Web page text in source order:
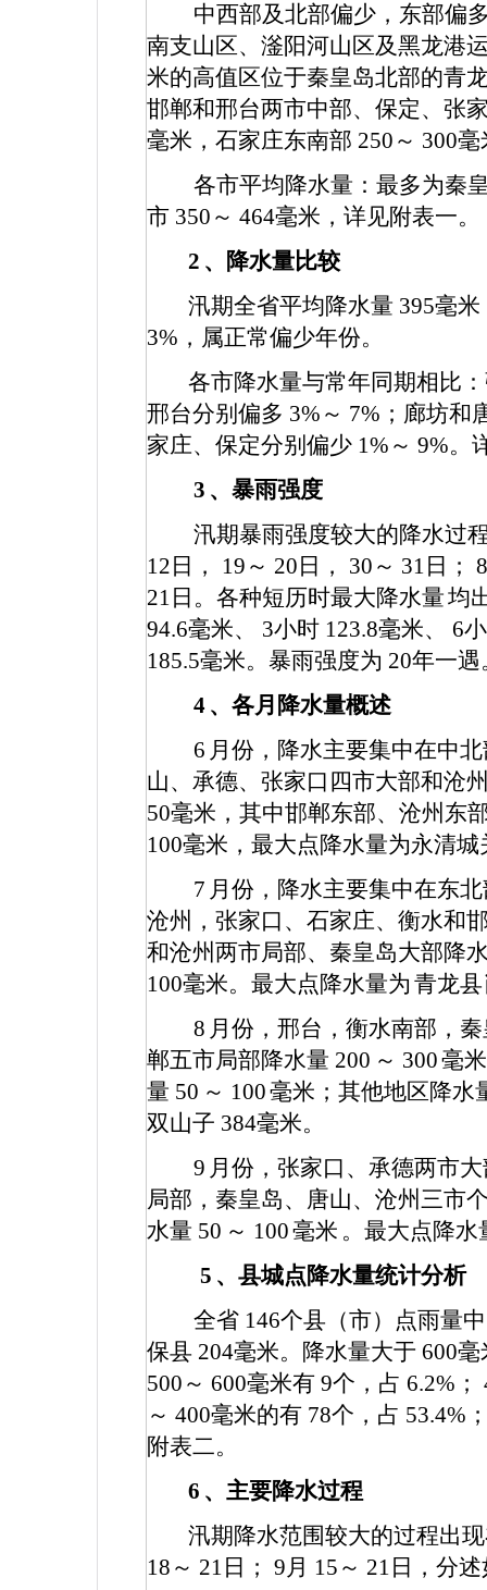
中西部及北部偏少，东部偏
南支山区、滏阳河山区及黑龙港
米的高值区位于秦皇岛北部的青
邯郸和邢台两市中部、保定、张
毫米，石家庄东南部 250 ～ 300毫
各市平均降水量：最多为秦
市 350 ～ 464毫米，详见附表一。
2 、降水量比较
汛期全省平均降水量 395毫
3% ，属正常偏少年份。
各市降水量与常年同期相比
邢台分别偏多 3% ～ 7% ；廊坊和
家庄、保定分别偏少 1% ～ 9%。
3 、暴雨强度
汛期暴雨强度较大的降水过
12 日， 19 ～ 20 日， 30 ～ 31 日； 8
21 日。各种短历时最大降水量均
94.6毫米、 3小时 123.8毫米、 6
185.5毫米。暴雨强度为 20年一遇
4 、各月降水量概述
6 月份，降水主要集中在中
山、承德、张家口四市大部和沧
50毫米，其中邯郸东部、沧州东
100毫米，最大点降水量为永清
7 月份，降水主要集中在东
沧州，张家口、石家庄、衡水和
和沧州两市局部、秦皇岛大部降
100毫米。最大点降水量为 青龙
8 月份，邢台，衡水南部，
郸五市局部降水量 200 ～ 300毫
量 50 ～ 100毫米；其他地区降水
双山子 384毫米。
9 月份，张家口、承德两市
局部，秦皇岛、唐山、沧州三市
水量 50 ～ 100毫米 。最大点降水
5 、县城点降水量统计分析
全省 146个县（市）点雨量
保县 204毫米。降水量大于 600毫
500 ～ 600毫米有 9个，占 6.2% ；
～ 400毫米的有 78个，占 53.4%
附表二。
6 、主要降水过程
汛期降水范围较大的过程出
18 ～ 21 日； 9月 15 ～ 21 日，分